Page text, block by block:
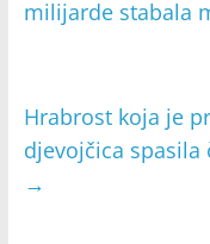
milijarde stabala
Hrabrost koja je
djevojčica
→